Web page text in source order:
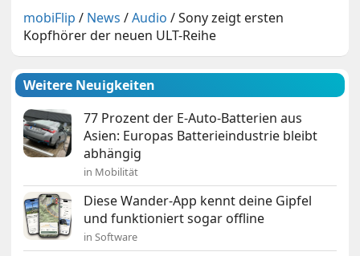
mobiFlip / News /Audio /Sony zeigt ersten
Kopfhörer der neuen ULT-Reihe
Weitere Neuigkeiten
77 Prozent der E-Auto-Batterien aus
Asien: Europas Batterieindustrie bleibt
abhängig
in Mobilität
Diese Wander-App kennt deine Gipfel
und funktioniert sogar offline
in Software